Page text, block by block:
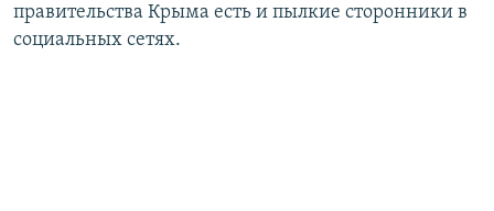
правительства Крыма есть и пылкие сторонники в
социальных сетях.